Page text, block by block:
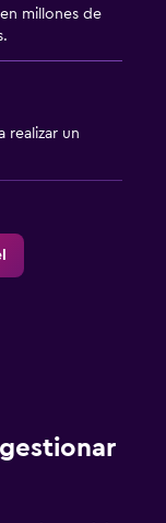
millones de
realizar un